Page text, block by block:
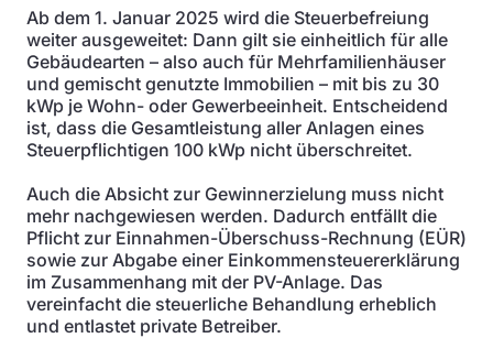
Ab dem 1. Januar 2025 wird die Steuerbefreiung
weiter ausgeweitet: Dann gilt sie einheitlich für alle
Gebäudearten – also auch für Mehrfamilienhäuser
und gemischt genutzte Immobilien – mit bis zu 30
kWp je Wohn- oder Gewerbeeinheit. Entscheidend
ist, dass die Gesamtleistung aller Anlagen eines
Steuerpflichtigen 100 kWp nicht überschreitet.
Auch die Absicht zur Gewinnerzielung muss nicht
mehr nachgewiesen werden. Dadurch entfällt die
Pflicht zur Einnahmen-Überschuss-Rechnung (EÜR)
sowie zur Abgabe einer Einkommensteuererklärung
im Zusammenhang mit der PV-Anlage. Das
vereinfacht die steuerliche Behandlung erheblich
und entlastet private Betreiber.